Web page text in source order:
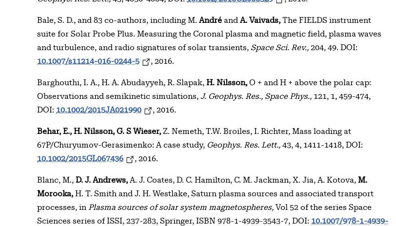
Bale, S. D., and 83 co-authors, including M. André and A. Vaivads, The FIELDS instrument
suite for Solar Probe Plus. Measuring the Coronal plasma and magnetic field, plasma waves
and turbulence, and radio signatures of solar transients, Space Sci. Rev., 204, 49. DOI:
10.1007/s11214-016-0244-5
, 2016.
Barghouthi, I. A., H. A. Abudayyeh, R. Slapak, H. Nilsson, O + and H + above the polar cap:
Observations and semikinetic simulations, J. Geophys. Res., Space Phys., 121, 1, 459-474,
DOI: 10.1002/2015JA021990 , 2016.
Behar, E., H. Nilsson, G. S Wieser, Z. Nemeth, T.W. Broiles, I. Richter, Mass loading at
67P/Churyumov-Gerasimenko: A case study, Geophys. Res. Lett., 43, 4, 1411-1418, DOI:
10.1002/2015GL067436
, 2016.
Blanc, M., D. J. Andrews, A. J. Coates, D. C. Hamilton, C. M. Jackman, X. Jia, A. Kotova, M.
Morooka, H. T. Smith and J. H. Westlake, Saturn plasma sources and associated transport
processes, in Plasma sources of solar system magnetospheres, Vol 52 of the series Space
Sciences series of ISSI, 237-283, Springer, ISBN 978-1-4939-3543-7, DOI: 10.1007/978-1-4939-